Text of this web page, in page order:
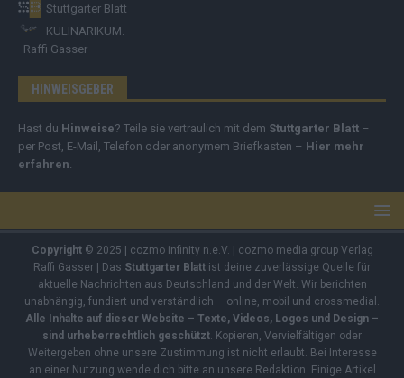
Stuttgarter Blatt
KULINARIKUM.
Raffi Gasser
HINWEISGEBER
Hast du Hinweise? Teile sie vertraulich mit dem Stuttgarter Blatt –
per Post, E-Mail, Telefon oder anonymem Briefkasten – Hier mehr
erfahren
Copyright© 2025 | cozmo infinity n.e.V. | cozmo media group Verlag
Raffi Gasser | Das Stuttgarter Blatt ist deine zuverlässige Quelle für
aktuelle Nachrichten aus Deutschland und der Welt. Wir berichten
unabhängig, fundiert und verständlich – online, mobil und crossmedial.
Alle Inhalte auf dieser Website – Texte, Videos, Logos und Design –
sind urheberrechtlich geschützt. Kopieren, Vervielfältigen oder
Weitergeben ohne unsere Zustimmung ist nicht erlaubt. Bei Interesse
an einer Nutzung wende dich bitte an unsere Redaktion. Einige Artikel